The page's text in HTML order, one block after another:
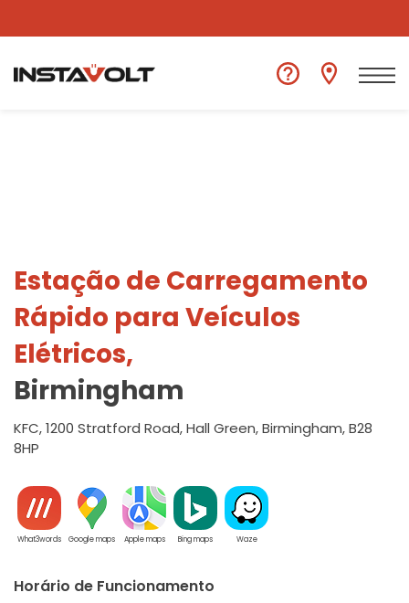
Ver outra localização
Estação de Carregamento
Rápido para Veículos
Elétricos,
Birmingham
KFC, 1200 Stratford Road, Hall Green, Birmingham, B28
8HP
What3words Google maps Apple maps Bing maps Waze
Horário de Funcionamento